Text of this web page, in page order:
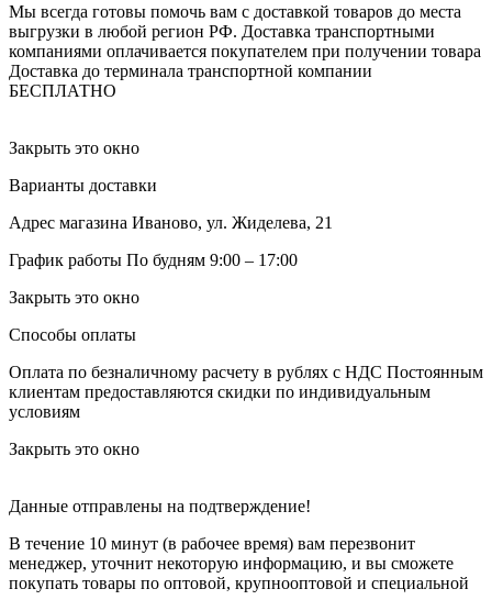
Мы всегда готовы помочь вам с доставкой товаров до места
выгрузки в любой регион РФ. Доставка транспортными
компаниями оплачивается покупателем при получении товара
Доставка до терминала транспортной компании
БЕСПЛАТНО
Закрыть это окно
Варианты доставки
Адрес магазина Иваново, ул. Жиделева, 21
График работы По будням 9:00 – 17:00
Закрыть это окно
Способы оплаты
Оплата по безналичному расчету в рублях с НДС Постоянным
клиентам предоставляются скидки по индивидуальным
условиям
Закрыть это окно
Данные отправлены на подтверждение!
В течение 10 минут (в рабочее время) вам перезвонит
менеджер, уточнит некоторую информацию, и вы сможете
покупать товары по оптовой, крупнооптовой и специальной